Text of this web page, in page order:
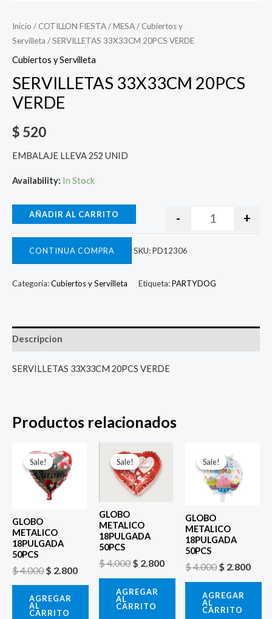
Inicio / COTILLON FIESTA/MESA/ Cubiertos y
Servilleta / SERVILLETAS 33X33CM 20PCS VERDE
Cubiertos y Servilleta
SERVILLETAS 33X33CM 20PCS
VERDE
$ 520
EMBALAJE LLEVA 252 UNID
Availability: In Stock
- +
AÑADIR AL CARRITO
CONTINUA COMPRA SKU:PD12306
Categoría:Cubiertos y Servilleta Etiqueta:PARTYDOG
Descripcion
SERVILLETAS 33X33CM 20PCS VERDE
Productos relacionados
Sale!
Sale!
GLOBO
METALICO
18PULGADA
50PCS
$4.000
precio
original
era:
$ 4.000.
$ 2.800
AGREGAR
AL
CARRITO
Sale!
Sale!
GLOBO
METALICO
18PULGADA
50PCS
$4.000
precio
original
era:
$ 4.000.
$ 2.800
AGREGAR
AL
CARRITO
Sale!
Sale!
GLOBO
METALICO
18PULGADA
50PCS
$4.000
precio
original
era:
$ 4.000.
$ 2.800
AGREGAR
AL
CARRITO